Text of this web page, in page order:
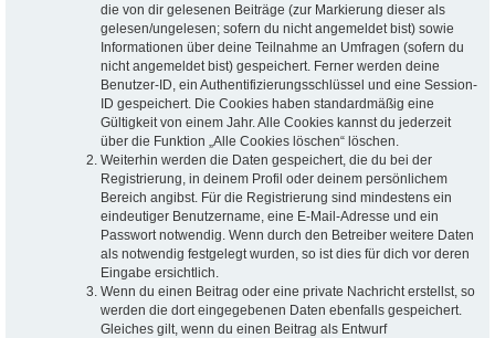
die von dir gelesenen Beiträge (zur Markierung dieser als
gelesen/ungelesen; sofern du nicht angemeldet bist) sowie
Informationen über deine Teilnahme an Umfragen (sofern du
nicht angemeldet bist) gespeichert. Ferner werden deine
Benutzer-ID, ein Authentifizierungsschlüssel und eine Session-
ID gespeichert. Die Cookies haben standardmäßig eine
Gültigkeit von einem Jahr. Alle Cookies kannst du jederzeit
über die Funktion „Alle Cookies löschen“ löschen.
Weiterhin werden die Daten gespeichert, die du bei der
Registrierung, in deinem Profil oder deinem persönlichem
Bereich angibst. Für die Registrierung sind mindestens ein
eindeutiger Benutzername, eine E-Mail-Adresse und ein
Passwort notwendig. Wenn durch den Betreiber weitere Daten
als notwendig festgelegt wurden, so ist dies für dich vor deren
Eingabe ersichtlich.
Wenn du einen Beitrag oder eine private Nachricht erstellst, so
werden die dort eingegebenen Daten ebenfalls gespeichert.
Gleiches gilt, wenn du einen Beitrag als Entwurf